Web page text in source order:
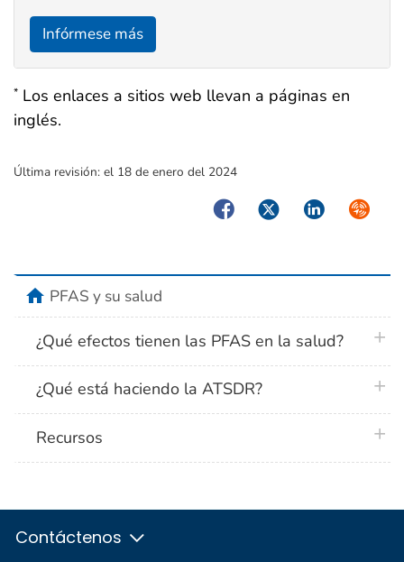
Infórmese más
* Los enlaces a sitios web llevan a páginas en
inglés.
Última revisión: el 18 de enero del 2024
FacebookTwitterLinkedIn
homePFAS y su salud
¿Qué efectos tienen las PFAS en la salud?
¿Qué está haciendo la ATSDR?
Recursos
Contáctenos